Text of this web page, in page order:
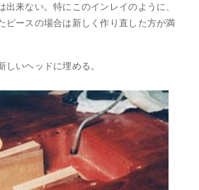
来ない。特にこのインレイのように、
ピースの場合は新しく作り直した方が満
いヘッドに埋める。